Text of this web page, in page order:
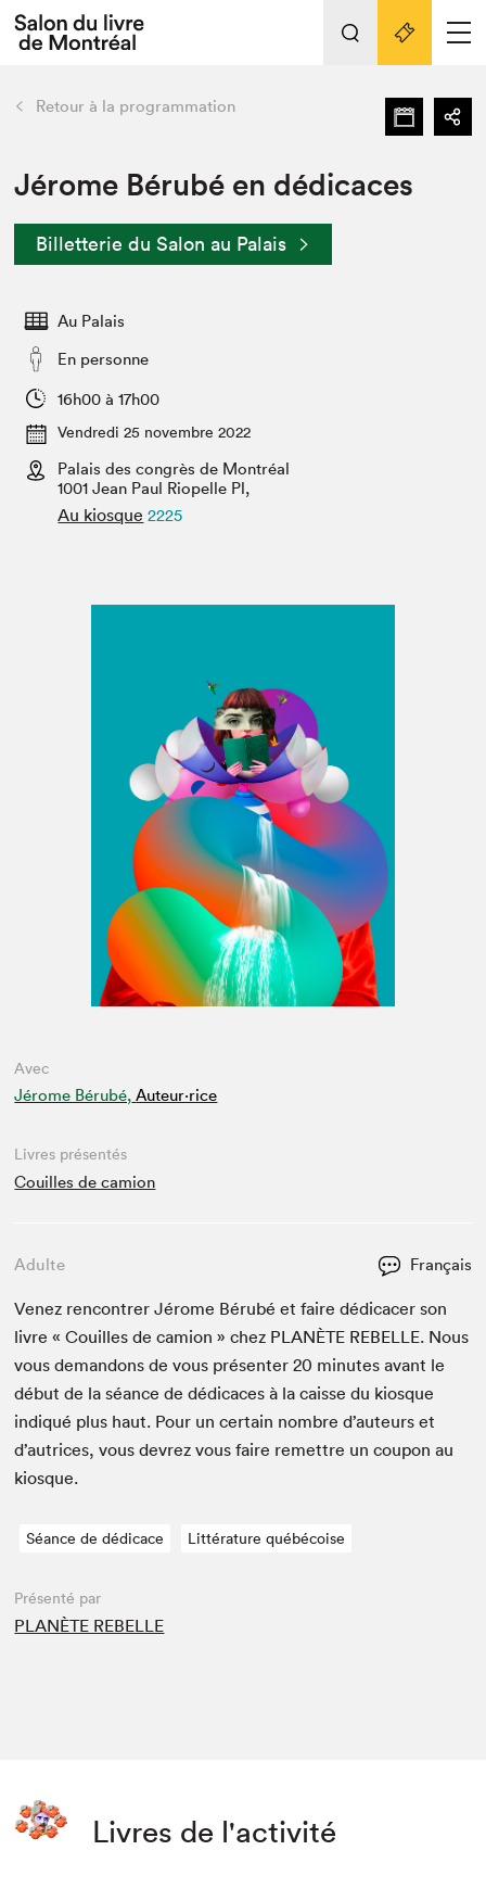
Espace exposant⋅e⋅s
Espace enseignant·e·s
Espace médias
L'événement
Préparer sa visite au Salon
Actualités
SLM PRO
retour Nos activités
Préparer sa visite
Salon dans la ville et en ligne
Projets partenaires
Liens pratiques
Retour à la programmation
Jérome Bérubé en dédicaces
Billetterie du Salon au Palais
Au Palais
En personne
16h00 à 17h00
Vendredi 25 novembre 2022
Palais des congrès de Montréal
1001 Jean Paul Riopelle Pl,
Au kiosque 2225
Avec
Jérome Bérubé, Auteur·rice
Livres présentés
Couilles de camion
Adulte Français
Venez ren­con­tr­er Jérome Bérubé et faire dédi­cac­er son
livre « Couilles de camion » chez PLANÈTE REBELLE. Nous
vous deman­dons de vous présen­ter20 min­utes avant le
début de la séance de dédi­caces à la caisse du kiosque
indiqué plus haut. Pour un cer­tain nom­bre d’auteurs et
d’autrices, vous devrez vous faire remet­tre un coupon au
kiosque.
Séance de dédicace Littérature québécoise
Présenté par
PLANÈTE REBELLE
Livres de l'activité